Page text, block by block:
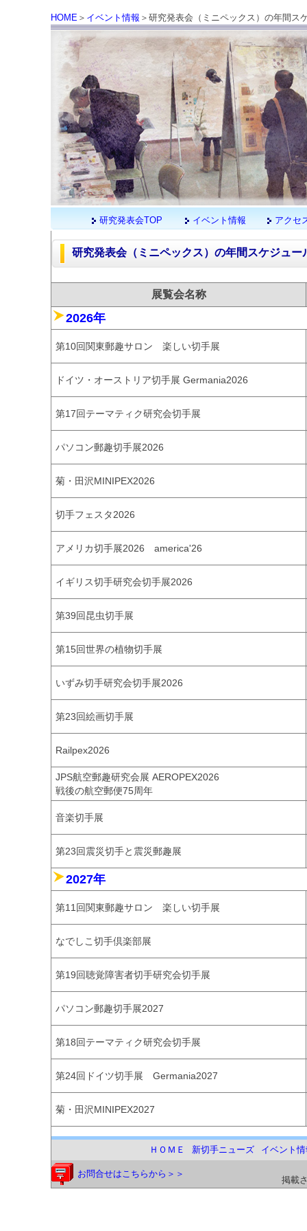
HOME ＞ イベント情報 ＞研究発表会（ミニペックス）の年間ス
研究発表会TOP イベント情報 アクセ
研究発表会（ミニペックス）の年間スケジュー
展覧会名称
2026年
第10回関東郵趣サロン 楽しい切手展
ドイツ・オーストリア切手展 Germania2026
第17回テーマティク研究会切手展
パソコン郵趣切手展2026
菊・田沢MINIPEX2026
切手フェスタ2026
アメリカ切手展2026 america'26
イギリス切手研究会切手展2026
第39回昆虫切手展
第15回世界の植物切手展
いずみ切手研究会切手展2026
第23回絵画切手展
Railpex2026
JPS航空郵趣研究会展 AEROPEX2026
戦後の航空郵便75周年
音楽切手展
第23回震災切手と震災郵趣展
2027年
第11回関東郵趣サロン 楽しい切手展
なでしこ切手倶楽部展
第19回聴覚障害者切手研究会切手展
パソコン郵趣切手展2027
第18回テーマティク研究会切手展
第24回ドイツ切手展 Germania2027
菊・田沢MINIPEX2027
ＨＯＭＥ 新切手ニューズ イベント
お問合せはこちらから＞＞
掲載